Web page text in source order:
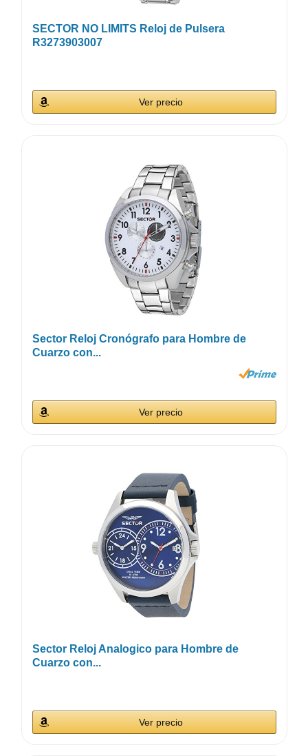
SECTOR NO LIMITS Reloj de Pulsera
R3273903007
Ver precio
Sector Reloj Cronógrafo para Hombre de
Cuarzo con...
Ver precio
Sector Reloj Analogico para Hombre de
Cuarzo con...
Ver precio